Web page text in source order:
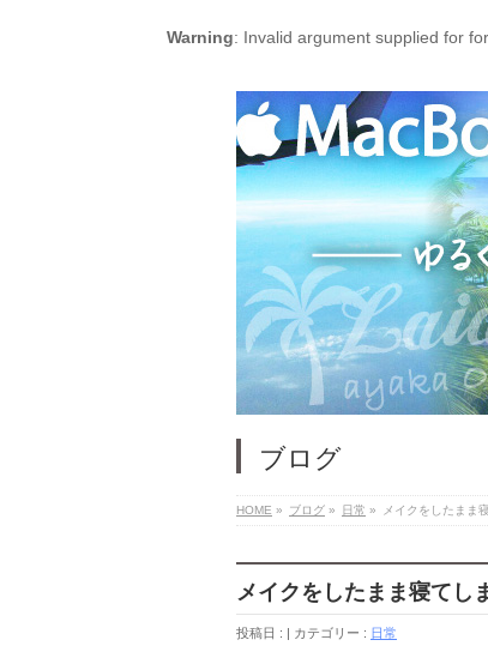
Warning: Invalid argument supplied for
ブログ
HOME » ブログ » 日常 » メイクをしたまま
メイクをしたまま寝てし
投稿日 : カテゴリー : 日常